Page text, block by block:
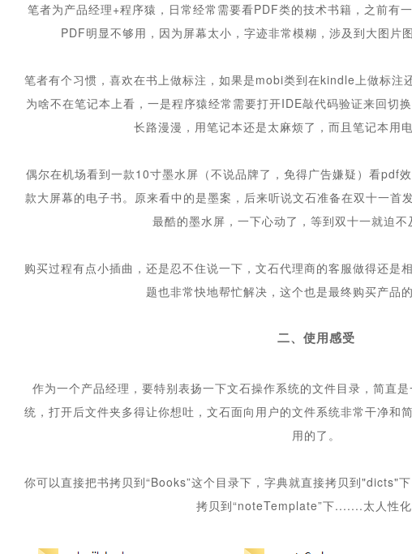
笔者为产品经理+程序猿，日常经常需要看PDF类的技术书籍，之前有
PDF明显不够用，因为屏幕太小，字迹非常模糊，涉及到大图片
笔者有个习惯，喜欢在书上做标注，如果是mobi类到在kindle上做标
为啥不在笔记本上看，一是程序猿经常需要打开IDE敲代码验证来回切
长路漫漫，用笔记本还是太麻烦了，而且笔记本用电
偶尔在机场看到一款10寸墨水屏（不说品牌了，免得广告嫌疑）看pdf
款大屏幕的电子书。原来看中的是墨案，后来听说文石准备在双十一
最酷的墨水屏，一下心动了，等到双十一就迫不
购买过程有点小插曲，还是忍不住说一下，文石代理商的客服做得还是
题也非常快地帮忙解决，这个也是最终购买产品的
二、使用感受
作为一个产品经理，要特别表扬一下文石操作系统的文件目录，简直
统，打开后文件夹多得让你想吐，文石面向用户的文件系统非常干净和
用的了。
你可以直接把书拷贝到“Books”这个目录下，字典就直接拷贝到"dicts"
拷贝到“noteTemplate”下.......太人性化